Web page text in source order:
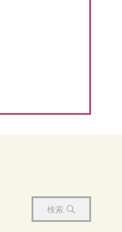
検索